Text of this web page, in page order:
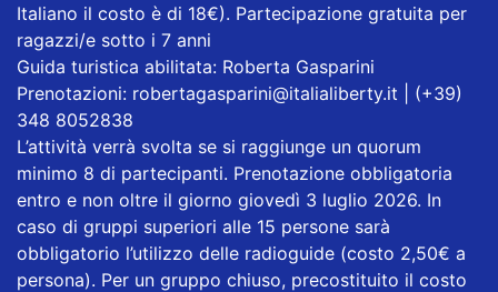
Italiano il costo è di 18€). Partecipazione gratuita per
ragazzi/e sotto i 7 anni
Guida turistica abilitata: Roberta Gasparini
Prenotazioni: robertagasparini@italialiberty.it | (+39)
348 8052838
L’attività verrà svolta se si raggiunge un quorum
minimo 8 di partecipanti. Prenotazione obbligatoria
entro e non oltre il giorno giovedì 3 luglio 2026. In
caso di gruppi superiori alle 15 persone sarà
obbligatorio l’utilizzo delle radioguide (costo 2,50€ a
persona). Per un gruppo chiuso, precostituito il costo